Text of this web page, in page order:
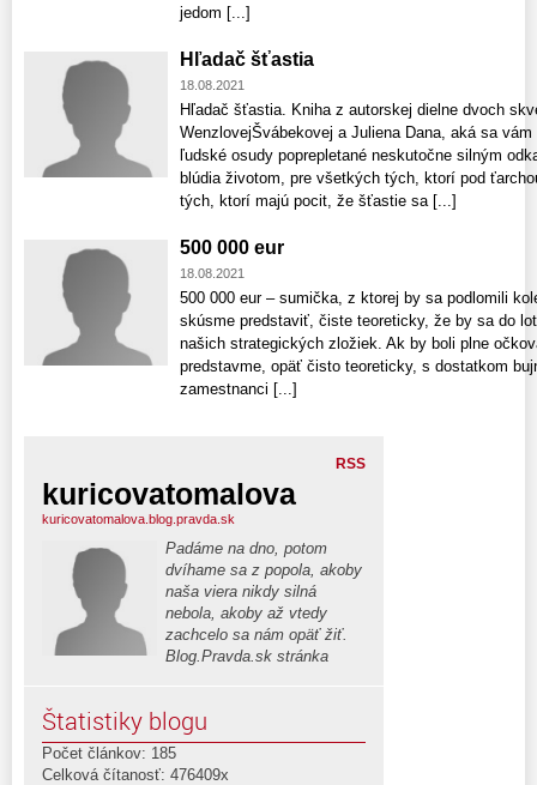
jedom [...]
Hľadač šťastia
18.08.2021
Hľadač šťastia. Kniha z autorskej dielne dvoch
WenzlovejŠvábekovej a Juliena Dana, aká sa
ľudské osudy poprepletané neskutočne silným
blúdia životom, pre všetkých tých, ktorí pod
tých, ktorí majú pocit, že šťastie sa [...]
500 000 eur
18.08.2021
500 000 eur – sumička, z ktorej by sa podlomili
skúsme predstaviť, čiste teoreticky, že by sa do
našich strategických zložiek. Ak by boli plne
predstavme, opäť čisto teoreticky, s dostatkom
zamestnanci [...]
RSS
kuricovatomalova
kuricovatomalova.blog.pravda.sk
Padáme na dno, potom
dvíhame sa z popola, akoby
naša viera nikdy silná
nebola, akoby až vtedy
zachcelo sa nám opäť žiť.
Blog.Pravda.sk stránka
Štatistiky blogu
Počet článkov: 185
Celková čítanosť: 476409x